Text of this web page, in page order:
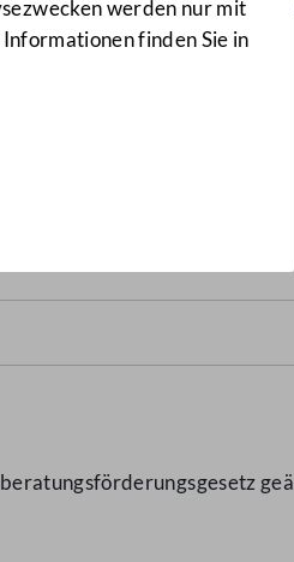
werden nur mit
finden Sie in